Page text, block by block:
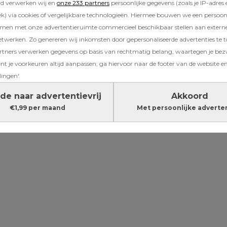
verwerken wij en onze 233 partners persoonlijke gegevens (zoals je IP-adres
via cookies of vergelijkbare technologieën. Hiermee bouwen we een
met onze advertentieruimte commercieel beschikbaar stellen aan
Zo genereren wij inkomsten door gepersonaliseerde advertenties te
verwerken gegevens op basis van rechtmatig belang, waartegen je
je voorkeuren altijd aanpassen; ga hiervoor naar de footer van de website
naar advertentievrij
€1,99 per maand
Akkoord
Met persoonlijke
ochtend als het licht werd met zijn drieën
Nu ik dat zo vertel, weet ik niet waar ons
weet heus wel dat je slecht gaat slapen met
wij veel dat zo’n kindje de hele nacht knort,
trapt en andere geluidjes maakt, zodat jij
aan slapen toekomt.’
Lees verder onder de advertentie